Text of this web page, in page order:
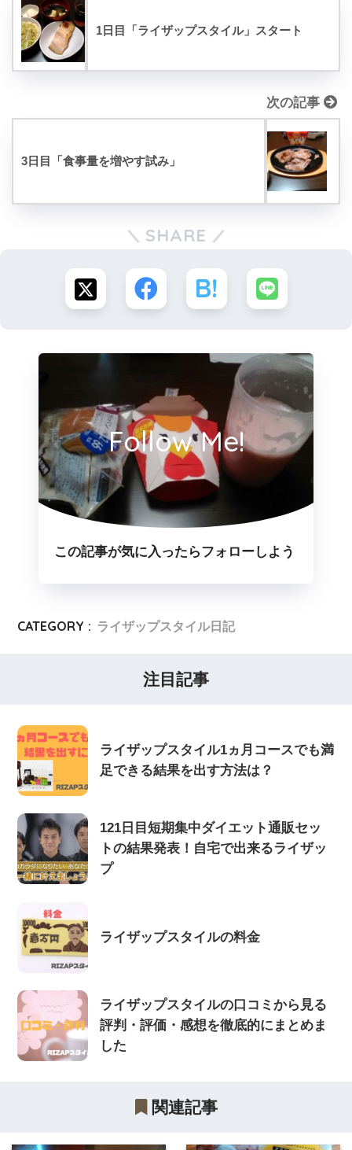
1日目「ライザップスタイル」スタート
次の記事
3日目「食事量を増やす試み」
SHARE
Follow Me!
この記事が気に入ったらフォローしよう
CATEGORY : ライザップスタイル日記
注目記事
ライザップスタイル1ヵ月コースでも満
足できる結果を出す方法は？
121日目短期集中ダイエット通販セッ
トの結果発表！自宅で出来るライザッ
プ
ライザップスタイルの料金
ライザップスタイルの口コミから見る
評判・評価・感想を徹底的にまとめま
した
関連記事